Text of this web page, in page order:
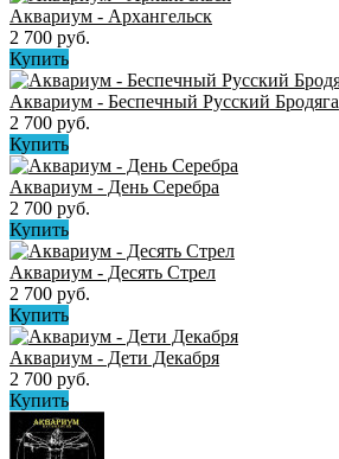
Аквариум - Архангельск
2 700 руб.
Купить
Аквариум - Беспечный Русский Бродяга
2 700 руб.
Купить
Аквариум - День Серебра
2 700 руб.
Купить
Аквариум - Десять Стрел
2 700 руб.
Купить
Аквариум - Дети Декабря
2 700 руб.
Купить